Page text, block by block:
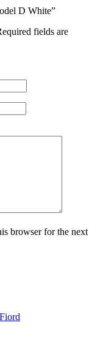
D White”
fields are
browser for the next